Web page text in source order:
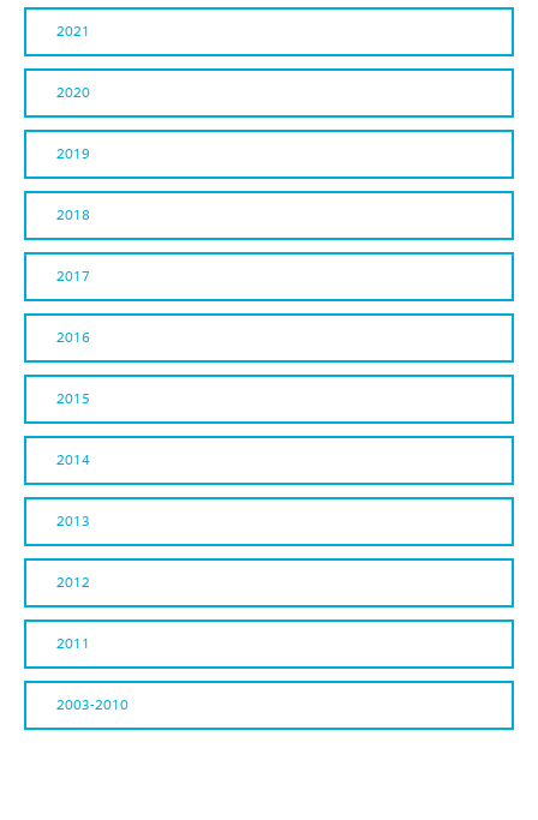
2021
2020
2019
2018
2017
2016
2015
2014
2013
2012
2011
2003-2010